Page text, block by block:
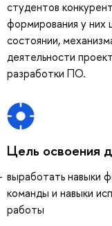
студентов
формирования у них
состоянии,
деятельности
разработки ПО.
Цель освоения
выработать навыки
команды и навыки
работы